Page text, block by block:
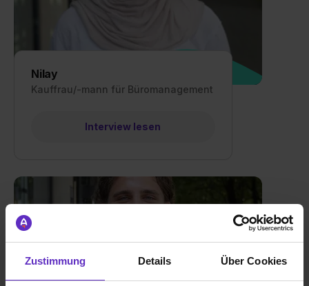
Zustimmung Details Über Cookies
Nilay
Kauffrau/-mann für Büromanagement
Interview lesen